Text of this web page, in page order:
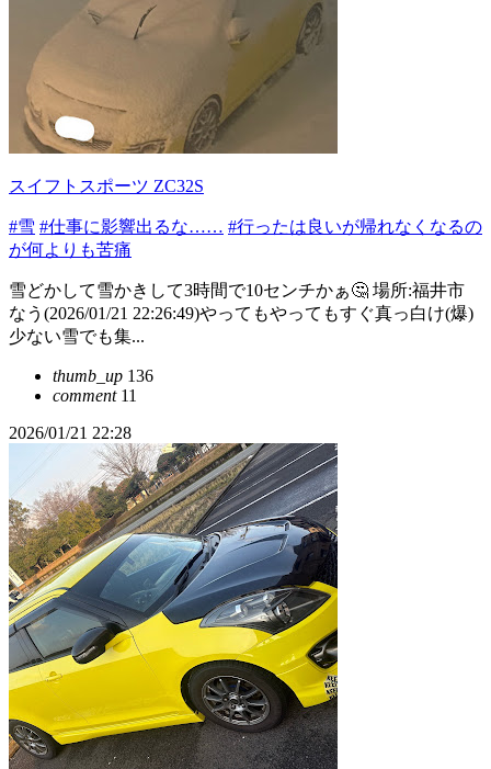
スイフトスポーツ ZC32S
#雪 #仕事に影響出るな…… #行ったは良いが帰れなくなるの
が何よりも苦痛
雪どかして雪かきして3時間で10センチかぁ🤔 場所:福井市
なう(2026/01/21 22:26:49)やってもやってもすぐ真っ白け(爆)
少ない雪でも集...
thumb_up 136
comment11
2026/01/21 22:28